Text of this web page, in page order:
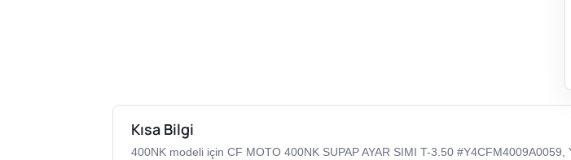
Kısa Bilgi
400NK modeli için CF MOTO 400NK SUPAP AYAR SIMI T-3.50